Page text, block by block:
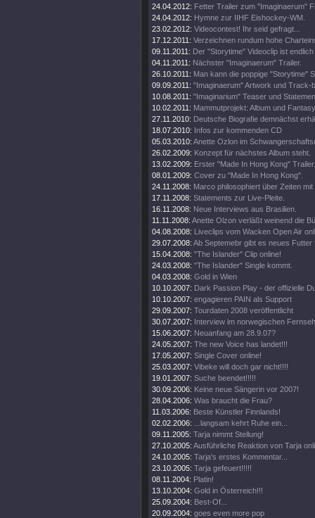
24.04.2012: Fetter Trailer zum "Imaginaerum"
24.04.2012: Hymne zur IIHF Eishockey-WM.
23.02.2012: Videocontest! Ihr seid gefragt...
17.12.2011: Verzeichnen rundum hohe
09.11.2011: Der "Storytime" Videoclip ist endlich
04.11.2011: Nächster "Imaginaerum" Trailer.
26.10.2011: Man kann die poppige "Storytime"
09.09.2011: "Imaginaerum" Artwork und Track-
10.08.2011: "Imaginarium" Teaser und
10.02.2011: Mammutprojekt: Album und
27.11.2010: Deutsche Biografie demnächst
18.07.2010: Infos zur kommenden CD
05.03.2010: Anette Ozlon im
26.02.2009: Konzept für nächstes Album steht.
13.02.2009: Erster "Made In Hong Kong" Trailer.
08.01.2009: Cover zu "Made In Hong Kong".
24.11.2008: Marco philosophiert über Zeiten mit
17.11.2008: Statements zur Live-Pleite.
16.11.2008: Neue Interviews aus Brasilien.
11.11.2008: Anette Olzon verläßt weinend die
04.08.2008: Liveclips vom Wacken Open Air
29.07.2008: Ab Septemebr gibt es neues Futter
15.04.2008: "The Islander" Clip online!
24.03.2008: "The Islander" Single kommt.
04.03.2008: Gold in Wien
10.10.2007: Dark Passion Play - der offizielle
10.10.2007: engagieren PAIN als Support
29.09.2007: Tourdaten 2008 veröffentlicht
30.07.2007: Interview im norwegischen
15.06.2007: Neuanfang am 28.9.07?
24.05.2007: The new Voice has landet!!!
17.05.2007: Single Cover online!
25.03.2007: Vibeke will doch gar nicht!!!!
19.01.2007: Suche beendet!!!!!
30.09.2006: Keine neue Sängerin vor 2007!
28.04.2006: Was braucht die Frau?
11.03.2006: Beste Künstler Finnlands!
02.02.2006:
...langsam kehrt Ruhe ein...
09.11.2005: Tarja nimmt Stellung!
27.10.2005: Ausführliche Reaktion von Tarja
24.10.2005: Tarja's erstes Kommentar...
23.10.2005: Tarja gefeuert!!!!!
08.11.2004: Platin!
13.10.2004: Gold in Österreich!!!
25.09.2004: Best-Of...
20.09.2004: goes even more pop